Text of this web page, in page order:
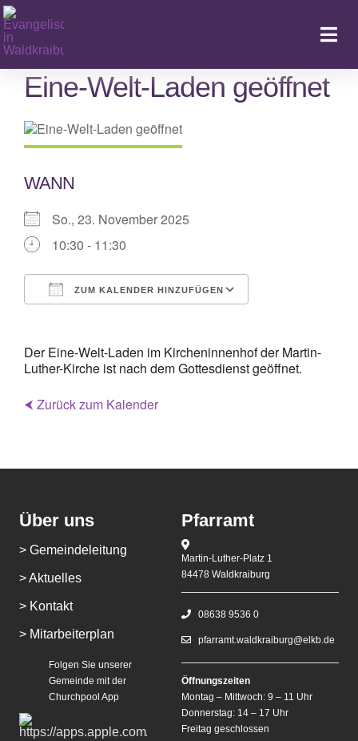
Zum
Inhalt
springen
Eine-Welt-Laden geöffnet
WANN
So., 23. November 2025
10:30 - 11:30
ZUM KALENDER HINZUFÜGEN
Der Eine-Welt-Laden im Kircheninnenhof der Martin-
Luther-Kirche ist nach dem Gottesdienst geöffnet.
⮜ Zurück zum Kalender
Über uns
> Gemeindeleitung
> Aktuelles
> Kontakt
> Mitarbeiterplan
Folgen Sie unserer
Gemeinde mit der
Churchpool App
Pfarramt
Martin-Luther-Platz 1
84478 Waldkraiburg
08638 9536 0
pfarramt.waldkraiburg@elkb.de
Öffnungszeiten
Montag – Mittwoch: 9 – 11 Uhr
Donnerstag: 14 – 17 Uhr
Freitag geschlossen